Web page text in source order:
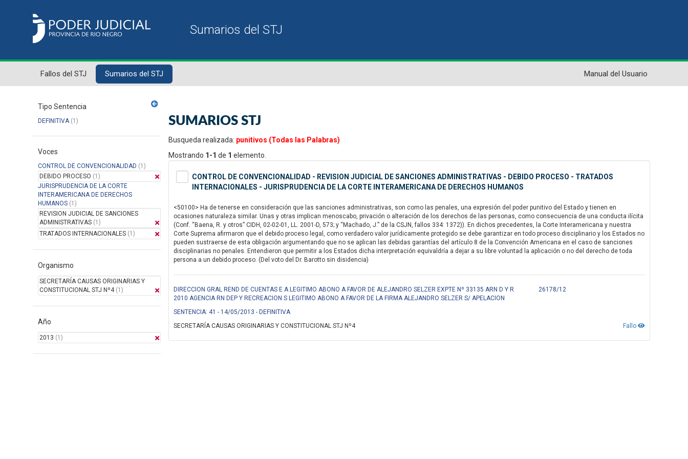
Fallos del STJ Sumarios del STJ Manual del Usuario
Tipo Sentencia
DEFINITIVA(1)
Voces
CONTROL DE CONVENCIONALIDAD (1)
DEBIDO PROCESO (1)
JURISPRUDENCIA DE LA CORTE
INTERAMERICANA DE DERECHOS
HUMANOS (1)
REVISION JUDICIAL DE SANCIONES
ADMINISTRATIVAS (1)
TRATADOS INTERNACIONALES (1)
Organismo
SECRETARÍA CAUSAS ORIGINARIAS Y
CONSTITUCIONAL STJ Nº4(1)
Año
2013 (1)
SUMARIOS STJ
Busqueda realizada: punitivos (Todas las Palabras)
Mostrando 1-1 de 1 elemento.
CONTROL DE CONVENCIONALIDAD - REVISION JUDICIAL DE SANCIONES ADMINISTRATIVAS - DEBIDO PROCESO - TRATADOS
INTERNACIONALES - JURISPRUDENCIA DE LA CORTE INTERAMERICANA DE DERECHOS HUMANOS
<50100> Ha de tenerse en consideración que las sanciones administrativas, son como las penales, una expresión del poder punitivo del Estado y tienen en
ocasiones naturaleza similar. Unas y otras implican menoscabo, privación o alteración de los derechos de las personas, como consecuencia de una conducta ilícita
(Conf. “Baena, R. y otros” CIDH, 02-02-01, LL. 2001-D, 573; y “Machado, J.” de la CSJN, fallos 334: 1372)). En dichos precedentes, la Corte Interamericana y nuestra
Corte Suprema afirmaron que el debido proceso legal, como verdadero valor jurídicamente protegido se debe garantizar en todo proceso disciplinario y los Estados no
pueden sustraerse de esta obligación argumentando que no se aplican las debidas garantías del artículo 8 de la Convención Americana en el caso de sanciones
disciplinarias no penales. Entendieron que permitir a los Estados dicha interpretación equivaldría a dejar a su libre voluntad la aplicación o no del derecho de toda
persona a un debido proceso. (Del voto del Dr. Barotto sin disidencia)
DIRECCION GRAL REND DE CUENTAS E A LEGITIMO ABONO A FAVOR DE ALEJANDRO SELZER EXPTE Nº 33135 ARN D Y R
2010 AGENCIA RN DEP Y RECREACION S LEGITIMO ABONO A FAVOR DE LA FIRMA ALEJANDRO SELZER S/ APELACION
26178/12
SENTENCIA: 41 - 14/05/2013 - DEFINITIVA
Fallo
SECRETARÍA CAUSAS ORIGINARIAS Y CONSTITUCIONAL STJ Nº4